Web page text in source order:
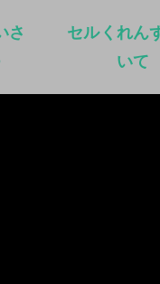
さ
セルくれん
いて